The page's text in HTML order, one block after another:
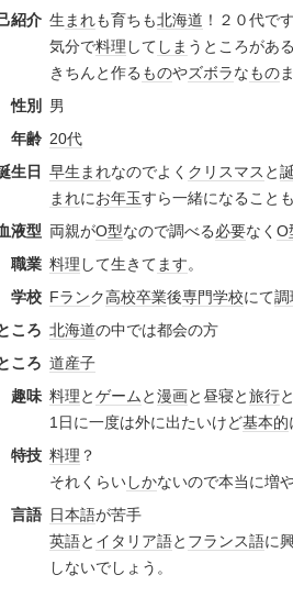
紹介 生まれも育ちも北海道 ！２０代で
気分で料理 して しま うところがあ
きちんと作る ものやズボラなもの
性別
男
年齢 20代
生日
早生まれなのでよく クリスマス と
まれにお年玉すら一緒になることも
液型 両親がO型なので調べる必要なく O
職業 料理 して生きてます。
学校 Fランク高校卒業後専門学校にて調
ころ 北海道の中では都会の方
ころ 道産子
趣味 料理とゲームと漫画と昼寝と旅行
1日に一度は外に出たいけど基本的
特技 料理 ？
それくらいしかないので本当に増
言語 日本語が苦手
英語と イタリア語と フランス語に
しないでしょう。